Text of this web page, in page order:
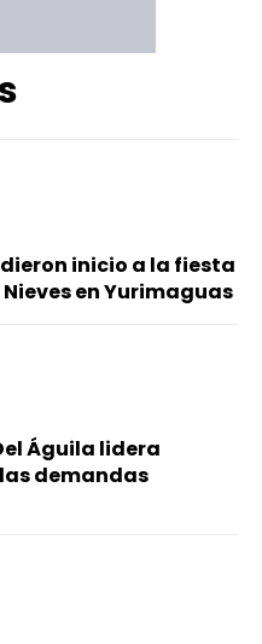
inicio a la fiesta
en Yurimaguas
Águila lidera
demandas